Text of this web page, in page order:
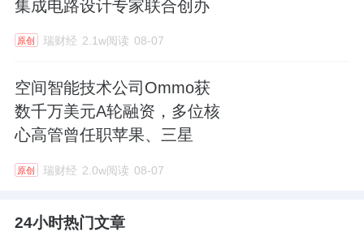
集成电路设计专家联合创办
原创 瑞财经 2.1w阅读 08-07
空间智能技术公司Ommo获
数千万美元A轮融资，多位核
心高管曾任职苹果、三星
原创 瑞财经 2.0w阅读 08-07
24小时热门文章